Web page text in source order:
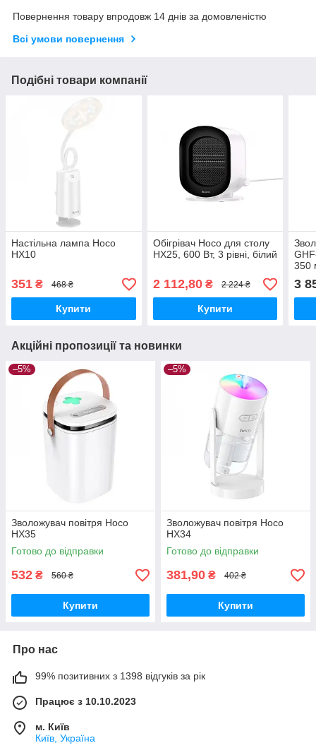
Повернення товару впродовж 14 днів за домовленістю
Всі умови повернення
Подібні товари компанії
Настільна лампа Hoco
HX10
351 ₴ 468 ₴
Купити
Обігрівач Hoco для столу
HX25, 600 Вт, 3 рівні, білий
2 112,80₴ 2 224 ₴
Купити
350
3
Акційні пропозиції та новинки
–5%
Зволожувач повітря Hoco
HX35
Готово до відправки
532 ₴ 560 ₴
Купити
–5%
Зволожувач повітря Hoco
HX34
Готово до відправки
381,90 ₴ 402 ₴
Купити
Про нас
99% позитивних з 1398 відгуків за рік
Працює з 10.10.2023
м. Київ
Київ, Україна